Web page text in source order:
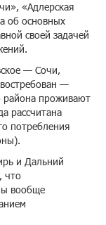
«Адлерская
об основных
своей задачей
— Сочи,
—
района проживают
рассчитана
потребления
и Дальний
что
вообще